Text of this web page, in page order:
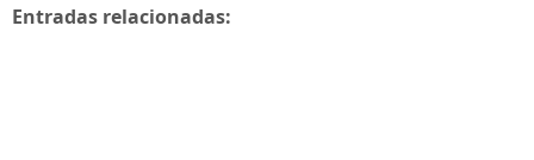
Entradas relacionadas: